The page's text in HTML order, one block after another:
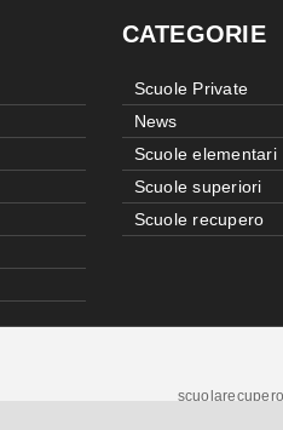
CATEGORIE
Scuole Private
News
Scuole elementari
Scuole superiori
Scuole recupero